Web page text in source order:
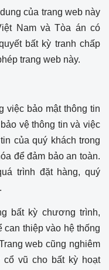
của trang web này
Nam và Tòa án có
bất kỳ tranh chấp
trang web này.
việc bảo mật thông tin
vệ thông tin và việc
của quý khách trong
để đảm bảo an toàn.
trình đặt hàng, quý
bất kỳ chương trình,
can thiệp vào hệ thống
web cũng nghiêm
cổ vũ cho bất kỳ hoạt